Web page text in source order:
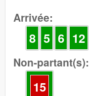
Arrivée:
8 5 6 12
Non-partant(s):
15